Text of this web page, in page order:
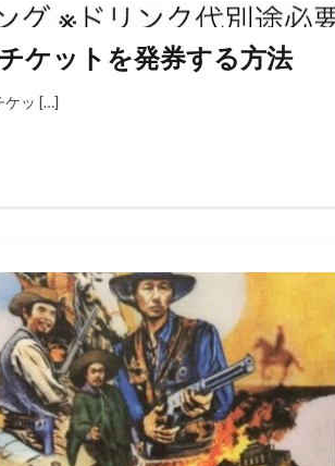
ケットを発券する方法
ケッ […]